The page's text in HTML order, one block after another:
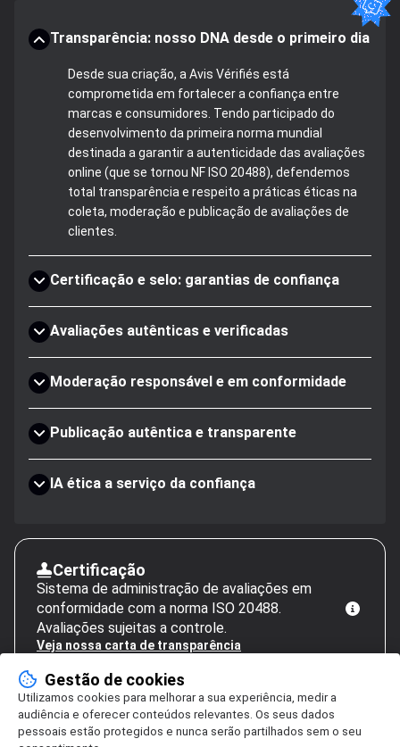
Transparência: nosso DNA desde o primeiro dia
Desde sua criação, a Avis Vérifiés está
comprometida em fortalecer a confiança entre
marcas e consumidores. Tendo participado do
desenvolvimento da primeira norma mundial
destinada a garantir a autenticidade das avaliações
online (que se tornou NF ISO 20488), defendemos
total transparência e respeito a práticas éticas na
coleta, moderação e publicação de avaliações de
clientes.
Certificação e selo: garantias de confiança
Avaliações autênticas e verificadas
Moderação responsável e em conformidade
Publicação autêntica e transparente
IA ética a serviço da confiança
Certificação
Sistema de administração de avaliações em
conformidade com a norma ISO 20488.
Avaliações sujeitas a controle.
Veja nossa carta de transparência
Gestão de cookies
Utilizamos cookies para melhorar a sua experiência, medir a
audiência e oferecer conteúdos relevantes. Os seus dados
pessoais estão protegidos e nunca serão partilhados sem o seu